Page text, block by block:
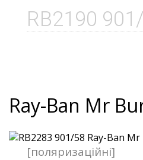
RB2190
Ray-Ban Mr
[поляризаційні]